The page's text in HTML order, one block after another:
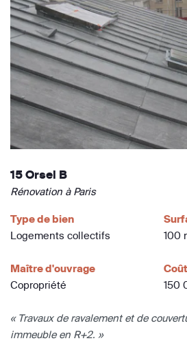
15 Orsel B
Rénovation à Paris
Type de bien
Logements collectifs
100
Maître d'ouvrage
Copropriété
150
« Travaux de ravalement et de
immeuble en R+2. »